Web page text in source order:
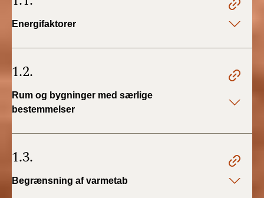
BR18 (4/7-31/12
BR18 (1/7-31/12
Energifaktorer
1.2.
Rum og bygninger med særlige
bestemmelser
1.3.
Begrænsning af varmetab